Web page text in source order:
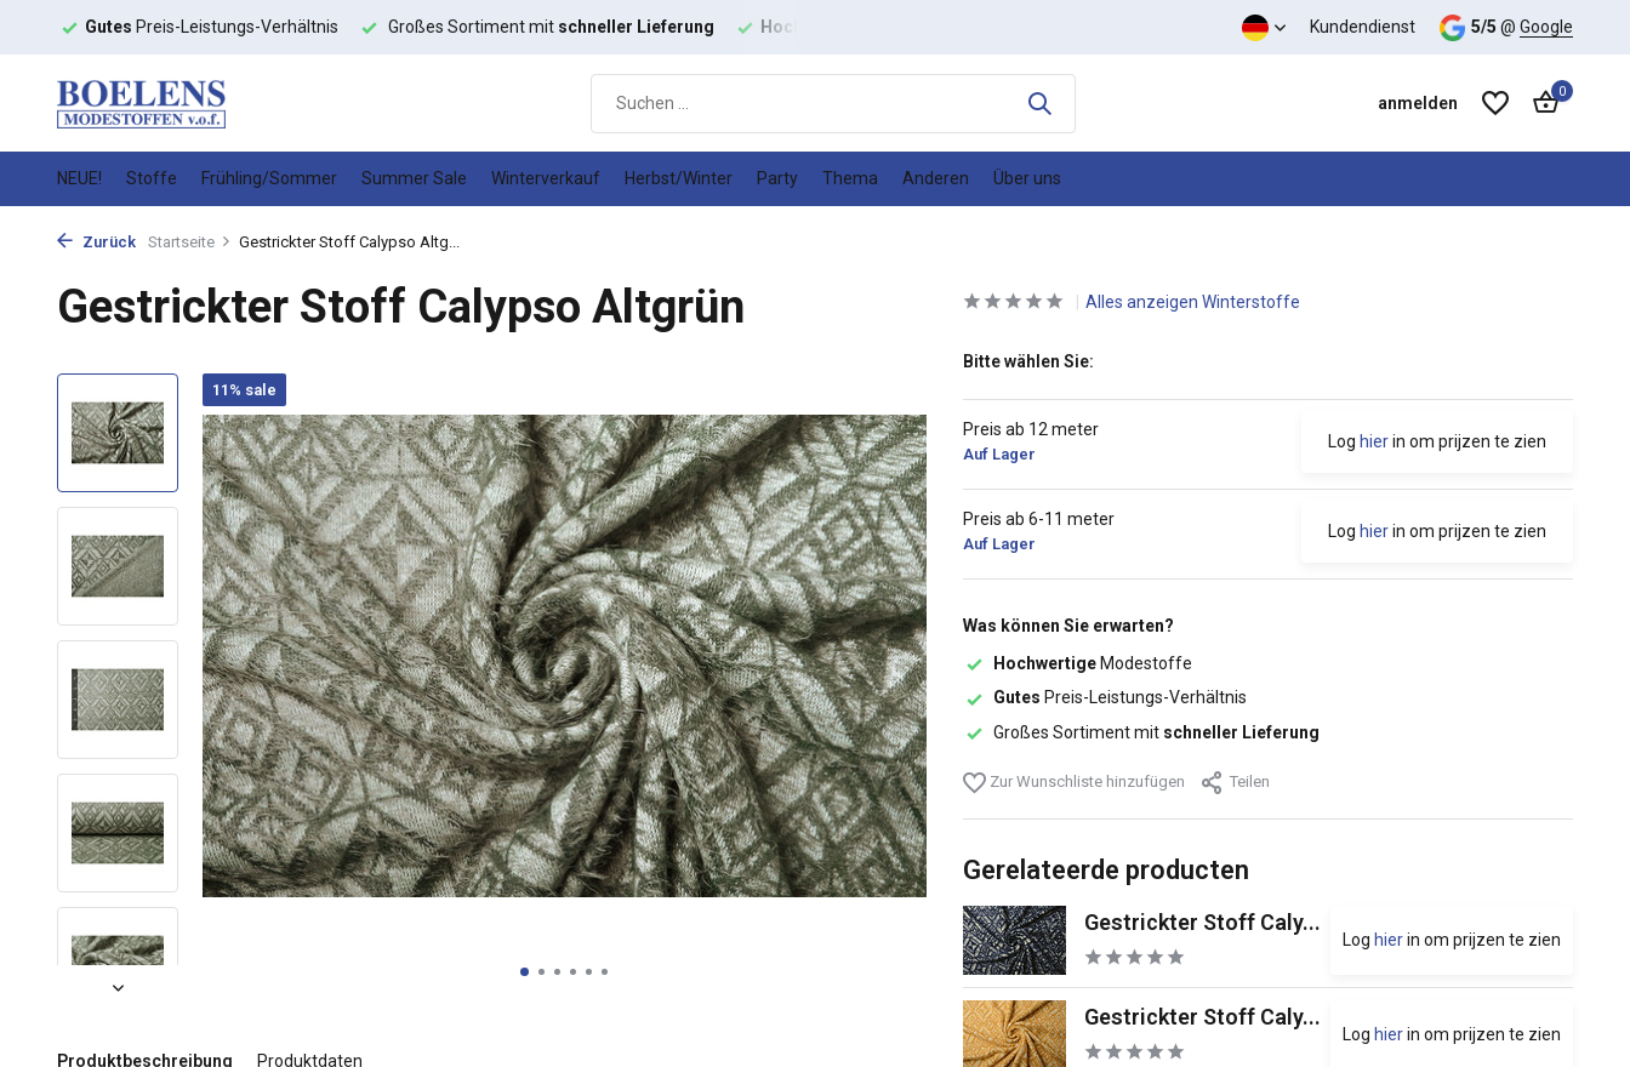
Gutes Preis-Leistungs-Verhältnis Großes Sortiment mit schneller Lieferung Hochwertige Preis-Leistungs-Verhältnis Kundendienst 5/5 @ Google
anmelden
0
NEUE! Stoffe Frühling/Sommer Summer Sale Winterverkauf Herbst/Winter Party Thema Anderen Über uns
Zurück Startseite Gestrickter Stoff Calypso Altg...
Gestrickter Stoff Calypso Altgrün
11% sale
Produktbeschreibung Produktdaten
Alles anzeigen Winterstoffe
Bitte wählen Sie:
Preis ab 12 meter
Auf Lager
Log hierin om prijzen te zien
Preis ab 6-11 meter
Auf Lager
Log hierin om prijzen te zien
Was können Sie erwarten?
HochwertigeModestoffe
Gutes Preis-Leistungs-Verhältnis
Großes Sortiment mit schneller Lieferung
Zur Wunschliste hinzufügen Teilen
Gerelateerde producten
Gestrickter Stoff Caly...
Log hierin om prijzen te zien
Gestrickter Stoff Caly...
Log hierin om prijzen te zien